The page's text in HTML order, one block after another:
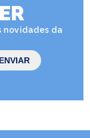
novidades da